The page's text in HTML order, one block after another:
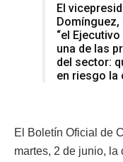
El
Domínguez,
“el
una de las
del sector:
en riesgo la
El Boletín Oficial de
martes, 2 de junio,